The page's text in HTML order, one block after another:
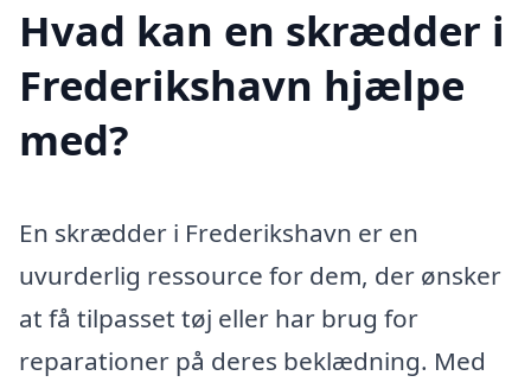
Hvad kan en skrædder i
Frederikshavn hjælpe
med?
En skrædder i Frederikshavn er en
uvurderlig ressource for dem, der ønsker
at få tilpasset tøj eller har brug for
reparationer på deres beklædning. Med